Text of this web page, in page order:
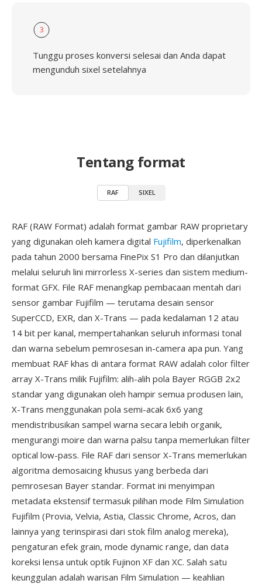
3
Tunggu proses konversi selesai dan Anda dapat
mengunduh sixel setelahnya
Tentang format
RAF SIXEL
RAF (RAW Format) adalah format gambar RAW proprietary
yang digunakan oleh kamera digital Fujifilm, diperkenalkan
pada tahun 2000 bersama FinePix S1 Pro dan dilanjutkan
melalui seluruh lini mirrorless X-series dan sistem medium-
format GFX. File RAF menangkap pembacaan mentah dari
sensor gambar Fujifilm — terutama desain sensor
SuperCCD, EXR, dan X-Trans — pada kedalaman 12 atau
14 bit per kanal, mempertahankan seluruh informasi tonal
dan warna sebelum pemrosesan in-camera apa pun. Yang
membuat RAF khas di antara format RAW adalah color filter
array X-Trans milik Fujifilm: alih-alih pola Bayer RGGB 2x2
standar yang digunakan oleh hampir semua produsen lain,
X-Trans menggunakan pola semi-acak 6x6 yang
mendistribusikan sampel warna secara lebih organik,
mengurangi moire dan warna palsu tanpa memerlukan filter
optical low-pass. File RAF dari sensor X-Trans memerlukan
algoritma demosaicing khusus yang berbeda dari
pemrosesan Bayer standar. Format ini menyimpan
metadata ekstensif termasuk pilihan mode Film Simulation
Fujifilm (Provia, Velvia, Astia, Classic Chrome, Acros, dan
lainnya yang terinspirasi dari stok film analog mereka),
pengaturan efek grain, mode dynamic range, dan data
koreksi lensa untuk optik Fujinon XF dan XC. Salah satu
keunggulan adalah warisan Film Simulation — keahlian